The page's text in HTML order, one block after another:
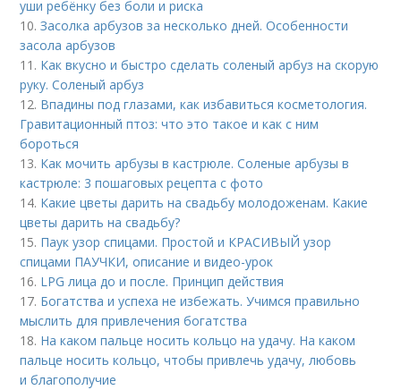
уши ребёнку без боли и риска
10.Засолка арбузов за несколько дней. Особенности
засола арбузов
11. Как вкусно и быстро сделать соленый арбуз на скорую
руку. Соленый арбуз
12. Впадины под глазами, как избавиться косметология.
Гравитационный птоз: что это такое и как с ним
бороться
13. Как мочить арбузы в кастрюле. Соленые арбузы в
кастрюле: 3 пошаговых рецепта с фото
14. Какие цветы дарить на свадьбу молодоженам. Какие
цветы дарить на свадьбу?
15. Паук узор спицами. Простой и КРАСИВЫЙ узор
спицами ПАУЧКИ, описание и видео-урок
16. LPG лица до и после. Принцип действия
17. Богатства и успеха не избежать. Учимся правильно
мыслить для привлечения богатства
18. На каком пальце носить кольцо на удачу. На каком
пальце носить кольцо, чтобы привлечь удачу, любовь
и благополучие